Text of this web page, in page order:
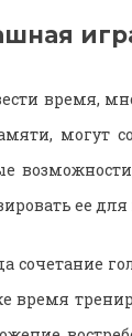
могут
ее
сочетание
время